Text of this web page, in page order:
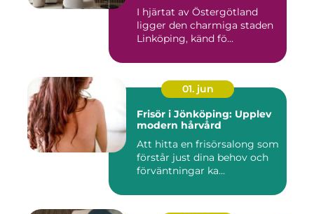
I hjärtat av Östergötland
ligger den charmiga staden
Linköping, känd fö...
01. jun
Frisör i Jönköping: Upplev
modern hårvård
Att hitta en frisörsalong som
förstår just dina behov och
förväntningar ka...